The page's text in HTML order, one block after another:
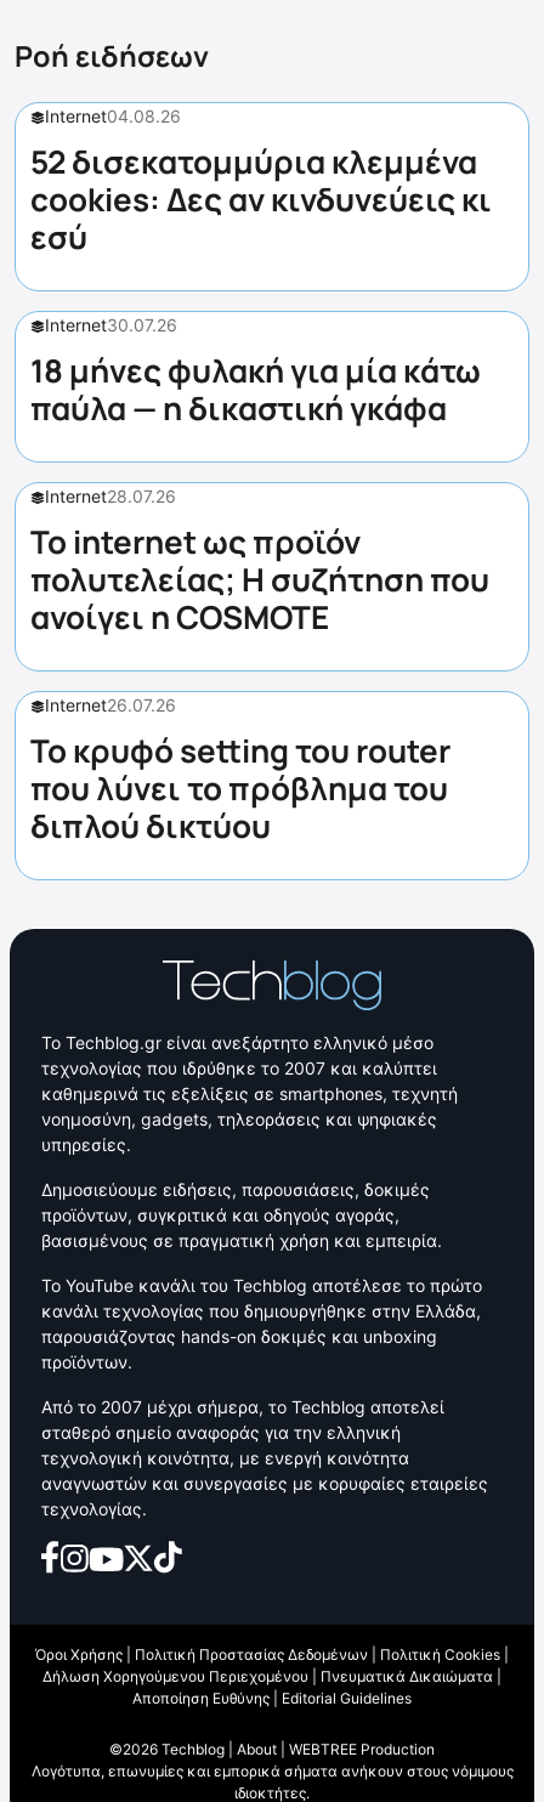
Ροή ειδήσεων
Internet04.08.26
52 δισεκατομμύρια κλεμμένα
cookies: Δες αν κινδυνεύεις κι
εσύ
Internet30.07.26
18 μήνες φυλακή για μία κάτω
παύλα — η δικαστική γκάφα
Internet28.07.26
Το internet ως προϊόν
πολυτελείας; Η συζήτηση που
ανοίγει η COSMOTE
Internet26.07.26
Το κρυφό setting του router
που λύνει το πρόβλημα του
διπλού δικτύου
Το Techblog.gr είναι ανεξάρτητο ελληνικό μέσο
τεχνολογίας που ιδρύθηκε το 2007 και καλύπτει
καθημερινά τις εξελίξεις σε smartphones, τεχνητή
νοημοσύνη, gadgets, τηλεοράσεις και ψηφιακές
υπηρεσίες.
Δημοσιεύουμε ειδήσεις, παρουσιάσεις, δοκιμές
προϊόντων, συγκριτικά και οδηγούς αγοράς,
βασισμένους σε πραγματική χρήση και εμπειρία.
Το YouTube κανάλι του Techblog αποτέλεσε το πρώτο
κανάλι τεχνολογίας που δημιουργήθηκε στην Ελλάδα,
παρουσιάζοντας hands-on δοκιμές και unboxing
προϊόντων.
Από το 2007 μέχρι σήμερα, το Techblog αποτελεί
σταθερό σημείο αναφοράς για την ελληνική
τεχνολογική κοινότητα, με ενεργή κοινότητα
αναγνωστών και συνεργασίες με κορυφαίες εταιρείες
τεχνολογίας.
Όροι Χρήσης Πολιτική Προστασίας Δεδομένων Πολιτική Cookies
Δήλωση Χορηγούμενου Περιεχομένου
Πνευματικά Δικαιώματα
Αποποίηση Ευθύνης
Editorial Guidelines
©2026 Techblog | About
WEBTREE Production
Λογότυπα, επωνυμίες και εμπορικά σήματα ανήκουν στους νόμιμους
ιδιοκτήτες.